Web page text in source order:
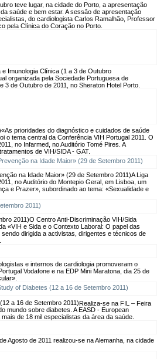
teve lugar, na cidade do Porto, a apresentação
saúde e bem estar. A sessão de apresentação
do cardiologista Carlos Ramalhão, Professor
pela Clínica do Coração no Porto.
e Imunologia Clínica (1 a 3 de Outubro
organizada pela Sociedade Portuguesa de
3 de Outubro de 2011, no Sheraton Hotel Porto.
«As prioridades do diagnóstico e cuidados de saúde
o tema central da Conferência VIH Portugal 2011. O
no Infarmed, no Auditório Tomé Pires. A
de VIH/SIDA - GAT.
na Idade Maior» (29 de Setembro 2011)A Liga
no Auditório do Montepio Geral, em Lisboa, um
e Prazer», subordinado ao tema: «Sexualidade e
2011)O Centro Anti-Discriminação VIH/Sida
«VIH e Sida e o Contexto Laboral: O papel das
dirigida a activistas, dirigentes e técnicos de
e internos de cardiologia promoveram o
Vodafone e na EDP Mini Maratona, dia 25 de
a 16 de Setembro 2011)Realiza-se na FIL – Feira
mundo sobre diabetes. A EASD - European
de 18 mil especialistas da área da saúde.
Agosto de 2011 realizou-se na Alemanha, na cidade